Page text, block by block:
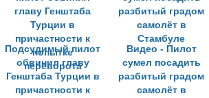
Подсудимый пилот
обвинил главу
Генштаба Турции в
причастности к
Видео - Пилот
сумел посадить
разбитый градом
самолёт в